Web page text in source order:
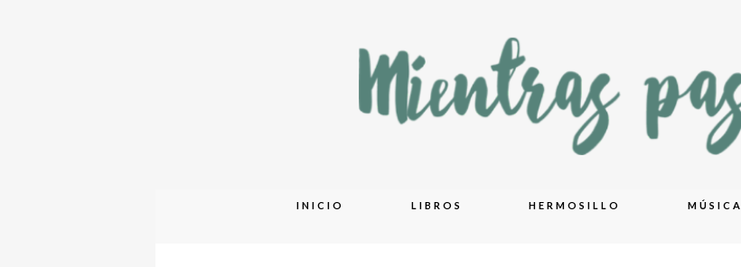
INICIO LIBROS HERMOSILLO MÚSICA